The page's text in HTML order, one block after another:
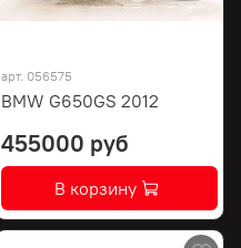
арт. 056575
BMW G650GS 2012
455000 руб
В корзину